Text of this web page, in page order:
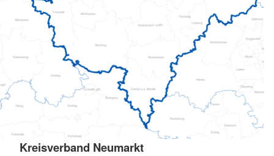
Kreisverband Neumarkt